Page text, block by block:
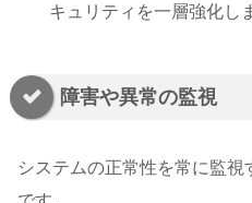
キュリティを一層強化し
障害や異常の監視
システムの正常性を常に監